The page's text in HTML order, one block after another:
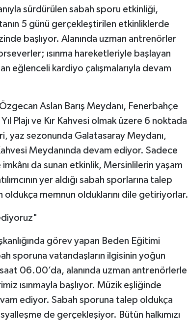
sürdürülen sabah sporu etkinliği,
5 günü gerçekleştirilen etkinliklerde
başlıyor. Alanında uzman antrenörler
ısınma hareketleriyle başlayan
eğlenceli kardiyo çalışmalarıyla devam
Aslan Barış Meydanı, Fenerbahçe
Plajı ve Kır Kahvesi olmak üzere 6 noktada
yaz sezonunda Galatasaray Meydanı,
Meydanında devam ediyor. Sadece
da sunan etkinlik, Mersinlilerin yaşam
yer aldığı sabah sporlarına talep
memnun olduklarını dile getiriyorlar.
görev yapan Beden Eğitimi
sporuna vatandaşların ilgisinin yoğun
06.00’da, alanında uzman antrenörlerle
ısınmayla başlıyor. Müzik eşliğinde
ediyor. Sabah sporuna talep oldukça
de gerçekleşiyor. Bütün halkımızı